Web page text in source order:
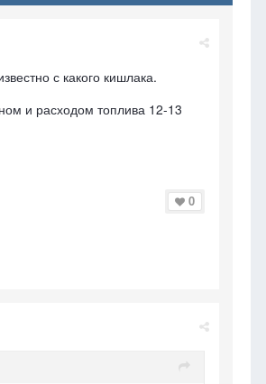
с какого кишлака.
и расходом топлива 12-13
0